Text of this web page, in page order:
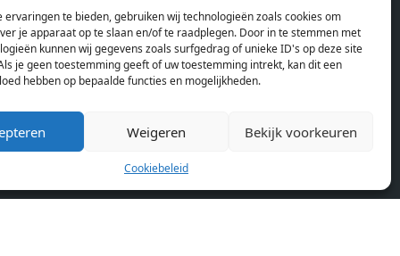
ervaringen te bieden, gebruiken wij technologieën zoals cookies om
je apparaat op te slaan en/of te raadplegen. Door in te stemmen met
kunnen wij gegevens zoals surfgedrag of unieke ID's op deze site
je geen toestemming geeft of uw toestemming intrekt, kan dit een
hebben op bepaalde functies en mogelijkheden.
Weigeren Bekijk voorkeuren
Cookiebeleid
final, and should be used for
informative purpose only. They are
not contractual or binding. Energy
pass This building is not subject to
EnEV. - Flatscreen TV - Hairdryer -
Heating - Towels and sheets - Iron -
Hygiene utensils - Washing machine
- Oven - Microwave - Refrigerator -
Internet - Working desk Homelike
Home
Blog
Over ons
Cookiebeleid (EU)